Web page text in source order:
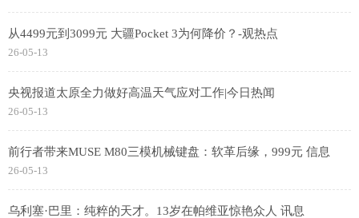
从4499元到3099元 大疆Pocket 3为何降价？-观热点
26-05-13
央视报道太原全力做好高温天气应对工作|今日热闻
26-05-13
前行者带来MUSE M80三模机械键盘：软革后缘，999元 信息
26-05-13
乌利塞·巴里：纯粹的天才。13岁在帕维亚惊艳众人 讯息